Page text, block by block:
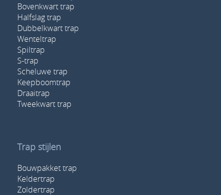
Bovenkwart trap
Halfslag trap
Dubbelkwart trap
Wenteltrap
Spiltrap
S-trap
Scheluwe trap
Keepboomtrap
Draaitrap
Tweekwart trap
Trap stijlen
Bouwpakket trap
Keldertrap
Zoldertrap